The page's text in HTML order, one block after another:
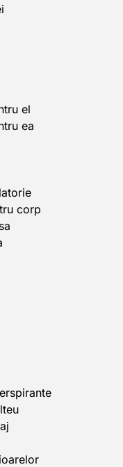
el
ea
corp